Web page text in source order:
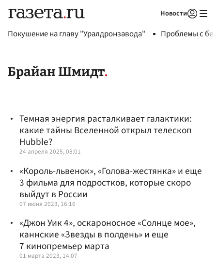
Новости
Покушение на главу "Уралдронзавода" Проблемы с
Брайан Шмидт
Темная энергия расталкивает галактики:
какие тайны Вселенной открыл телескоп
Hubble?
24 апреля 2025, 08:01
«Король-львенок», «Голова-жестянка» и еще
3 фильма для подростков, которые скоро
выйдут в России
07 июня 2023, 16:16
«Джон Уик 4», оскароносное «Солнце мое»,
каннские «Звезды в полдень» и еще
7 кинопремьер марта
01 марта 2023, 14:07